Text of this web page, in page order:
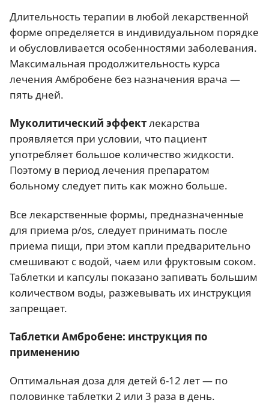
Длительность терапии в любой лекарственной
форме определяется в индивидуальном порядке
и обусловливается особенностями заболевания.
Максимальная продолжительность курса
лечения Амбробене без назначения врача —
пять дней.
Муколитический эффектлекарства
проявляется при условии, что пациент
употребляет большое количество жидкости.
Поэтому в период лечения препаратом
больному следует пить как можно больше.
Все лекарственные формы, предназначенные
для приема p/os, следует принимать после
приема пищи, при этом капли предварительно
смешивают с водой, чаем или фруктовым соком.
Таблетки и капсулы показано запивать большим
количеством воды, разжевывать их инструкция
запрещает.
Таблетки Амбробене: инструкция по
применению
Оптимальная доза для детей 6-12 лет — по
половинке таблетки 2 или 3 раза в день.